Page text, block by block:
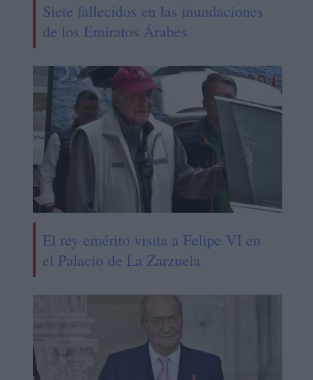
Siete fallecidos en las inundaciones
de los Emiratos Árabes
El rey emérito visita a Felipe VI en
el Palacio de La Zarzuela